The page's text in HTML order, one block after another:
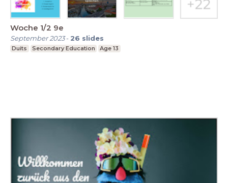
Woche 1/2 9e
September 2023- 26 slides
Duits Secondary Education Age 13